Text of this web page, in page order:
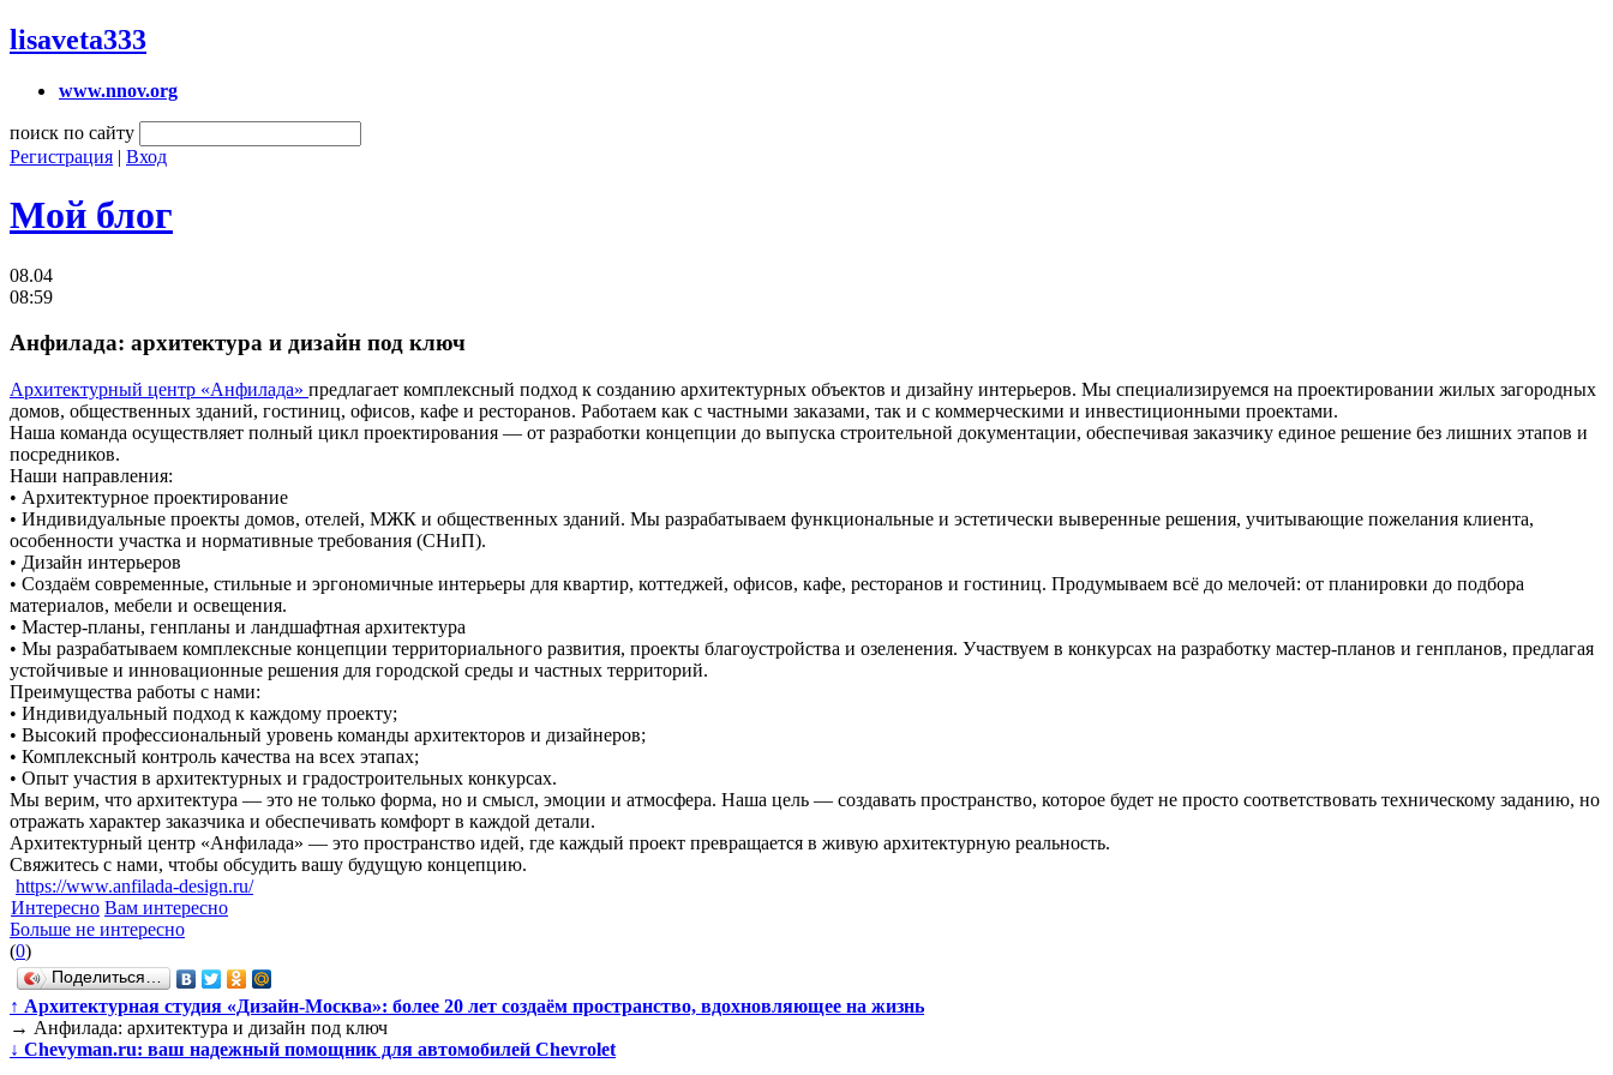
lisaveta333
www.nnov.org
поиск по сайту
Регистрация | Вход
Мой блог
08.04
08:59
Анфилада: архитектура и дизайн под ключ
Архитектурный центр «Анфилада» предлагает комплексный подход к созданию архитектурных объектов и дизайну интерьеров. Мы специализируемся на проектировании жилых загородных
домов, общественных зданий, гостиниц, офисов, кафе и ресторанов. Работаем как с частными заказами, так и с коммерческими и инвестиционными проектами.
Наша команда осуществляет полный цикл проектирования — от разработки концепции до выпуска строительной документации, обеспечивая заказчику единое решение без лишних этапов и
посредников.
Наши направления:
• Архитектурное проектирование
• Индивидуальные проекты домов, отелей, МЖК и общественных зданий. Мы разрабатываем функциональные и эстетически выверенные решения, учитывающие пожелания клиента,
особенности участка и нормативные требования (СНиП).
• Дизайн интерьеров
• Создаём современные, стильные и эргономичные интерьеры для квартир, коттеджей, офисов, кафе, ресторанов и гостиниц. Продумываем всё до мелочей: от планировки до подбора
материалов, мебели и освещения.
• Мастер-планы, генпланы и ландшафтная архитектура
• Мы разрабатываем комплексные концепции территориального развития, проекты благоустройства и озеленения. Участвуем в конкурсах на разработку мастер-планов и генпланов, предлагая
устойчивые и инновационные решения для городской среды и частных территорий.
Преимущества работы с нами:
• Индивидуальный подход к каждому проекту;
• Высокий профессиональный уровень команды архитекторов и дизайнеров;
• Комплексный контроль качества на всех этапах;
• Опыт участия в архитектурных и градостроительных конкурсах.
Мы верим, что архитектура — это не только форма, но и смысл, эмоции и атмосфера. Наша цель — создавать пространство, которое будет не просто соответствовать техническому заданию, но
отражать характер заказчика и обеспечивать комфорт в каждой детали.
Архитектурный центр «Анфилада» — это пространство идей, где каждый проект превращается в живую архитектурную реальность.
Свяжитесь с нами, чтобы обсудить вашу будущую концепцию.
https://www.anfilada-design.ru/
Интересно Вам интересно
Больше не интересно
(0)
Поделиться…
↑ Архитектурная студия «Дизайн-Москва»: более 20 лет создаём пространство, вдохновляющее на жизнь
→ Анфилада: архитектура и дизайн под ключ
↓ Chevyman.ru: ваш надежный помощник для автомобилей Chevrolet